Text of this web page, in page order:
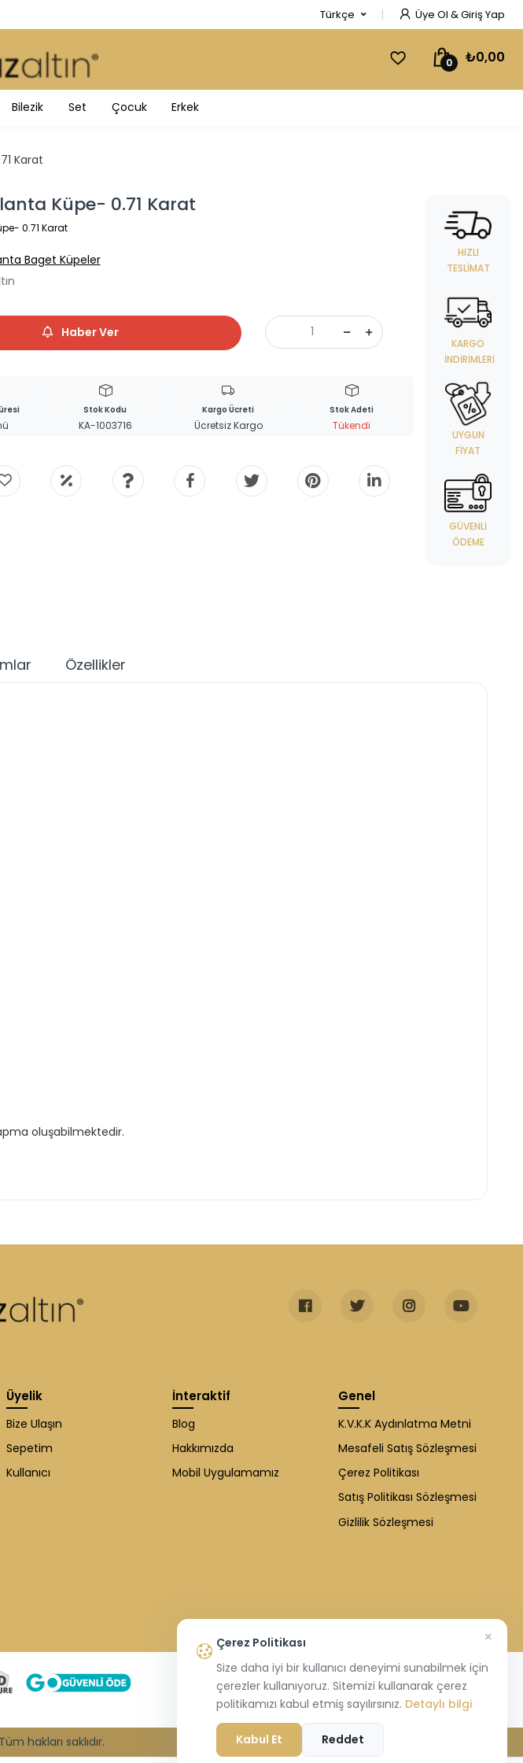
Türkçe Üye Ol & Giriş Yap
0 ₺0,00
Bilezik Set Çocuk Erkek
Karat
Küpe- 0.71 Karat
0.71 Karat
Baget Küpeler
Haber Ver
Stok Kodu
KA-1003716
Kargo Ücreti
Ücretsiz Kargo
Stok Adeti
Tükendi
HIZLI
TESLIMAT
KARGO
İNDIRIMLERI
UYGUN
FIYAT
GÜVENLI
ÖDEME
Özellikler
oluşabilmektedir.
Üyelik
Bize Ulaşın
Sepetim
Kullanıcı
İnteraktif
Blog
Hakkımızda
Mobil Uygulamamız
Genel
K.V.K.K Aydınlatma Metni
Mesafeli Satış Sözleşmesi
Çerez Politikası
Satış Politikası Sözleşmesi
Gizlilik Sözleşmesi
hakları saklıdır.
Çerez Politikası
Size daha iyi bir kullanıcı deneyimi sunabilmek için
çerezler kullanıyoruz. Sitemizi kullanarak çerez
politikamızı kabul etmiş sayılırsınız. Detaylı bilgi
Kabul Et Reddet
×